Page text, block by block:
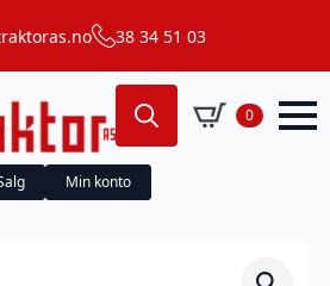
38 34 51 03
Search
for:
0
Min konto